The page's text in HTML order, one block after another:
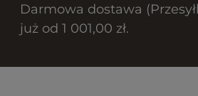
Darmowa dostawa
już od 1 001,00 zł.